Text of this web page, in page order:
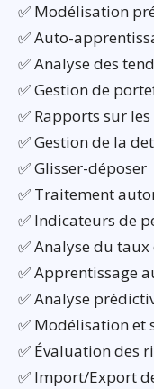
✅ Modélisation
✅ Auto-
✅ Analyse des
✅ Gestion de
✅ Rapports sur
✅ Gestion de la
✅ Glisser-déposer
✅ Traitement
✅ Indicateurs de
✅ Analyse du
✅ Apprentissage
✅ Analyse
✅ Modélisation
✅ Évaluation des
✅ Import/Export